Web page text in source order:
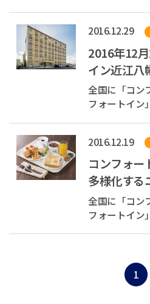
2016.12.29
2016年12
イン近江
プン滋賀県
ートイン誕
全国に「コン
フォートイン
は、2016年12
ン近江八幡」
江八幡」へと
した。
2016.12.19
コンフォ
多様化する
日リブラン
全国に「コン
フォートイン
ン八日市」
市」へとリブ
1